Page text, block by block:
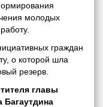
молодых
граждан
о которой шла
резерв.
главы